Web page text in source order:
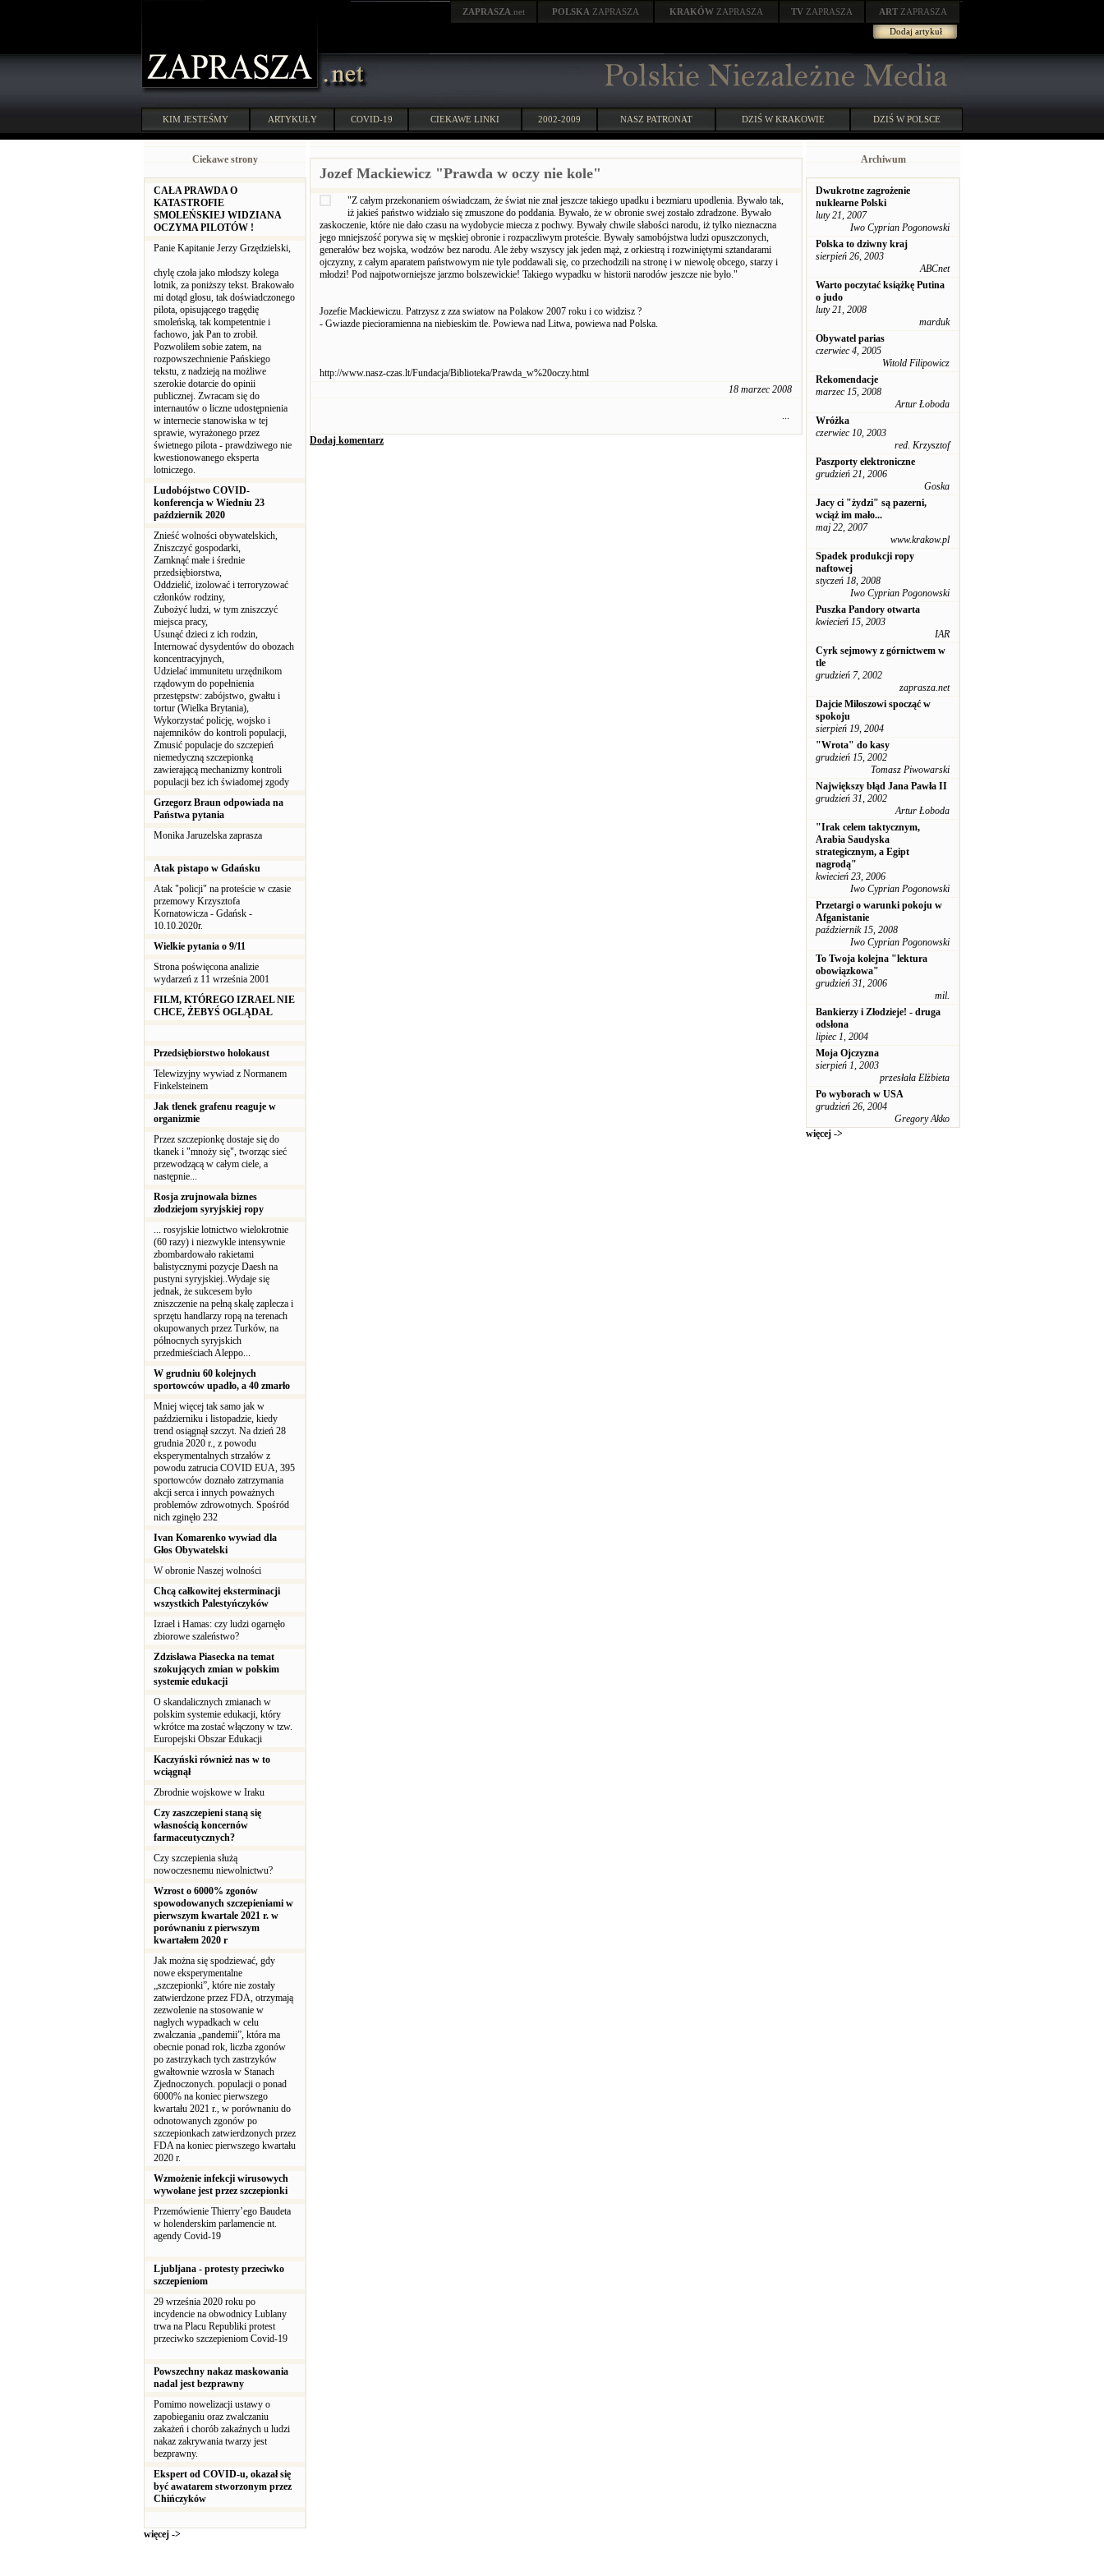
ZAPRASZA .net POLSKA ZAPRASZA KRAKÓW ZAPRASZA TV ZAPRASZA ART ZAPRASZA
Dodaj artykuł
KIM JESTEŚMY ARTYKUŁY COVID-19 CIEKAWE LINKI 2002-2009 NASZ PATRONAT DZIŚ W KRAKOWIE DZIŚ W POLSCE
Ciekawe strony
CAŁA PRAWDA O
KATASTROFIE
SMOLEŃSKIEJ WIDZIANA
OCZYMA PILOTÓW !
Panie Kapitanie Jerzy Grzędzielski,
chylę czoła jako młodszy kolega
lotnik, za poniższy tekst. Brakowało
mi dotąd głosu, tak doświadczonego
pilota, opisującego tragędię
smoleńską, tak kompetentnie i
fachowo, jak Pan to zrobił.
Pozwoliłem sobie zatem, na
rozpowszechnienie Pańskiego
tekstu, z nadzieją na możliwe
szerokie dotarcie do opinii
publicznej. Zwracam się do
internautów o liczne udostępnienia
w internecie stanowiska w tej
sprawie, wyrażonego przez
świetnego pilota - prawdziwego nie
kwestionowanego eksperta
lotniczego.
Ludobójstwo COVID-
konferencja w Wiedniu 23
październik 2020
Znieść wolności obywatelskich,
Zniszczyć gospodarki,
Zamknąć małe i średnie
przedsiębiorstwa,
Oddzielić, izolować i terroryzować
członków rodziny,
Zubożyć ludzi, w tym zniszczyć
miejsca pracy,
Usunąć dzieci z ich rodzin,
Internować dysydentów do obozach
koncentracyjnych,
Udzielać immunitetu urzędnikom
rządowym do popełnienia
przestępstw: zabójstwo, gwałtu i
tortur (Wielka Brytania),
Wykorzystać policję, wojsko i
najemników do kontroli populacji,
Zmusić populacje do szczepień
niemedyczną szczepionką
zawierającą mechanizmy kontroli
populacji bez ich świadomej zgody
Grzegorz Braun odpowiada na
Państwa pytania
Monika Jaruzelska zaprasza
Atak pistapo w Gdańsku
Atak "policji" na proteście w czasie
przemowy Krzysztofa
Kornatowicza - Gdańsk -
10.10.2020r.
Wielkie pytania o 9/11
Strona poświęcona analizie
wydarzeń z 11 września 2001
FILM, KTÓREGO IZRAEL NIE
CHCE, ŻEBYŚ OGLĄDAŁ
Przedsiębiorstwo holokaust
Telewizyjny wywiad z Normanem
Finkelsteinem
Jak tlenek grafenu reaguje w
organizmie
Przez szczepionkę dostaje się do
tkanek i "mnoży się", tworząc sieć
przewodzącą w całym ciele, a
następnie...
Rosja zrujnowała biznes
złodziejom syryjskiej ropy
... rosyjskie lotnictwo wielokrotnie
(60 razy) i niezwykle intensywnie
zbombardowało rakietami
balistycznymi pozycje Daesh na
pustyni syryjskiej..Wydaje się
jednak, że sukcesem było
zniszczenie na pełną skalę zaplecza i
sprzętu handlarzy ropą na terenach
okupowanych przez Turków, na
północnych syryjskich
przedmieściach Aleppo...
W grudniu 60 kolejnych
sportowców upadło, a 40 zmarło
Mniej więcej tak samo jak w
październiku i listopadzie, kiedy
trend osiągnął szczyt. Na dzień 28
grudnia 2020 r., z powodu
eksperymentalnych strzałów z
powodu zatrucia COVID EUA, 395
sportowców doznało zatrzymania
akcji serca i innych poważnych
problemów zdrowotnych. Spośród
nich zginęło 232
Ivan Komarenko wywiad dla
Głos Obywatelski
W obronie Naszej wolności
Chcą całkowitej eksterminacji
wszystkich Palestyńczyków
Izrael i Hamas: czy ludzi ogarnęło
zbiorowe szaleństwo?
Zdzisława Piasecka na temat
szokujących zmian w polskim
systemie edukacji
O skandalicznych zmianach w
polskim systemie edukacji, który
wkrótce ma zostać włączony w tzw.
Europejski Obszar Edukacji
Kaczyński również nas w to
wciągnął
Zbrodnie wojskowe w Iraku
Czy zaszczepieni staną się
własnością koncernów
farmaceutycznych?
Czy szczepienia służą
nowoczesnemu niewolnictwu?
Wzrost o 6000% zgonów
spowodowanych szczepieniami w
pierwszym kwartale 2021 r. w
porównaniu z pierwszym
kwartałem 2020 r
Jak można się spodziewać, gdy
nowe eksperymentalne
„szczepionki”, które nie zostały
zatwierdzone przez FDA, otrzymają
zezwolenie na stosowanie w
nagłych wypadkach w celu
zwalczania „pandemii”, która ma
obecnie ponad rok, liczba zgonów
po zastrzykach tych zastrzyków
gwałtownie wzrosła w Stanach
Zjednoczonych. populacji o ponad
6000% na koniec pierwszego
kwartału 2021 r., w porównaniu do
odnotowanych zgonów po
szczepionkach zatwierdzonych przez
FDA na koniec pierwszego kwartału
2020 r.
Wzmożenie infekcji wirusowych
wywołane jest przez szczepionki
Przemówienie Thierry’ego Baudeta
w holenderskim parlamencie nt.
agendy Covid-19
Ljubljana - protesty przeciwko
szczepieniom
29 września 2020 roku po
incydencie na obwodnicy Lublany
trwa na Placu Republiki protest
przeciwko szczepieniom Covid-19
Powszechny nakaz maskowania
nadal jest bezprawny
Pomimo nowelizacji ustawy o
zapobieganiu oraz zwalczaniu
zakażeń i chorób zakaźnych u ludzi
nakaz zakrywania twarzy jest
bezprawny.
Ekspert od COVID-u, okazał się
być awatarem stworzonym przez
Chińczyków
więcej ->
Jozef Mackiewicz "Prawda w oczy nie kole"
"Z całym przekonaniem oświadczam, że świat nie znał jeszcze takiego upadku i bezmiaru upodlenia. Bywało tak,
iż jakieś państwo widziało się zmuszone do poddania. Bywało, że w obronie swej zostało zdradzone. Bywało
zaskoczenie, które nie dało czasu na wydobycie miecza z pochwy. Bywały chwile słabości narodu, iż tylko nieznaczna
jego mniejszość porywa się w męskiej obronie i rozpaczliwym proteście. Bywały samobójstwa ludzi opuszczonych,
generałów bez wojska, wodzów bez narodu. Ale żeby wszyscy jak jeden mąż, z orkiestrą i rozwiniętymi sztandarami
ojczyzny, z całym aparatem państwowym nie tyle poddawali się, co przechodzili na stronę i w niewolę obcego, starzy i
młodzi! Pod najpotworniejsze jarzmo bolszewickie! Takiego wypadku w historii narodów jeszcze nie było."
Jozefie Mackiewiczu. Patrzysz z zza swiatow na Polakow 2007 roku i co widzisz ?
- Gwiazde piecioramienna na niebieskim tle. Powiewa nad Litwa, powiewa nad Polska.
http://www.nasz-czas.lt/Fundacja/Biblioteka/Prawda_w%20oczy.html
18 marzec 2008
...
Dodaj komentarz
Archiwum
Dwukrotne zagrożenie
nuklearne Polski
luty 21, 2007
Iwo Cyprian Pogonowski
Polska to dziwny kraj
sierpień 26, 2003
ABCnet
Warto poczytać książkę Putina
o judo
luty 21, 2008
marduk
Obywatel parias
czerwiec 4, 2005
Witold Filipowicz
Rekomendacje
marzec 15, 2008
Artur Łoboda
Wróżka
czerwiec 10, 2003
red. Krzysztof
Paszporty elektroniczne
grudzień 21, 2006
Goska
Jacy ci "żydzi" są pazerni,
wciąż im mało...
maj 22, 2007
www.krakow.pl
Spadek produkcji ropy
naftowej
styczeń 18, 2008
Iwo Cyprian Pogonowski
Puszka Pandory otwarta
kwiecień 15, 2003
IAR
Cyrk sejmowy z górnictwem w
tle
grudzień 7, 2002
zaprasza.net
Dajcie Miłoszowi spocząć w
spokoju
sierpień 19, 2004
"Wrota" do kasy
grudzień 15, 2002
Tomasz Piwowarski
Największy błąd Jana Pawła II
grudzień 31, 2002
Artur Łoboda
"Irak celem taktycznym,
Arabia Saudyska
strategicznym, a Egipt
nagrodą"
kwiecień 23, 2006
Iwo Cyprian Pogonowski
Przetargi o warunki pokoju w
Afganistanie
październik 15, 2008
Iwo Cyprian Pogonowski
To Twoja kolejna "lektura
obowiązkowa"
grudzień 31, 2006
mil.
Bankierzy i Złodzieje! - druga
odsłona
lipiec 1, 2004
Moja Ojczyzna
sierpień 1, 2003
przesłała Elżbieta
Po wyborach w USA
grudzień 26, 2004
Gregory Akko
więcej ->